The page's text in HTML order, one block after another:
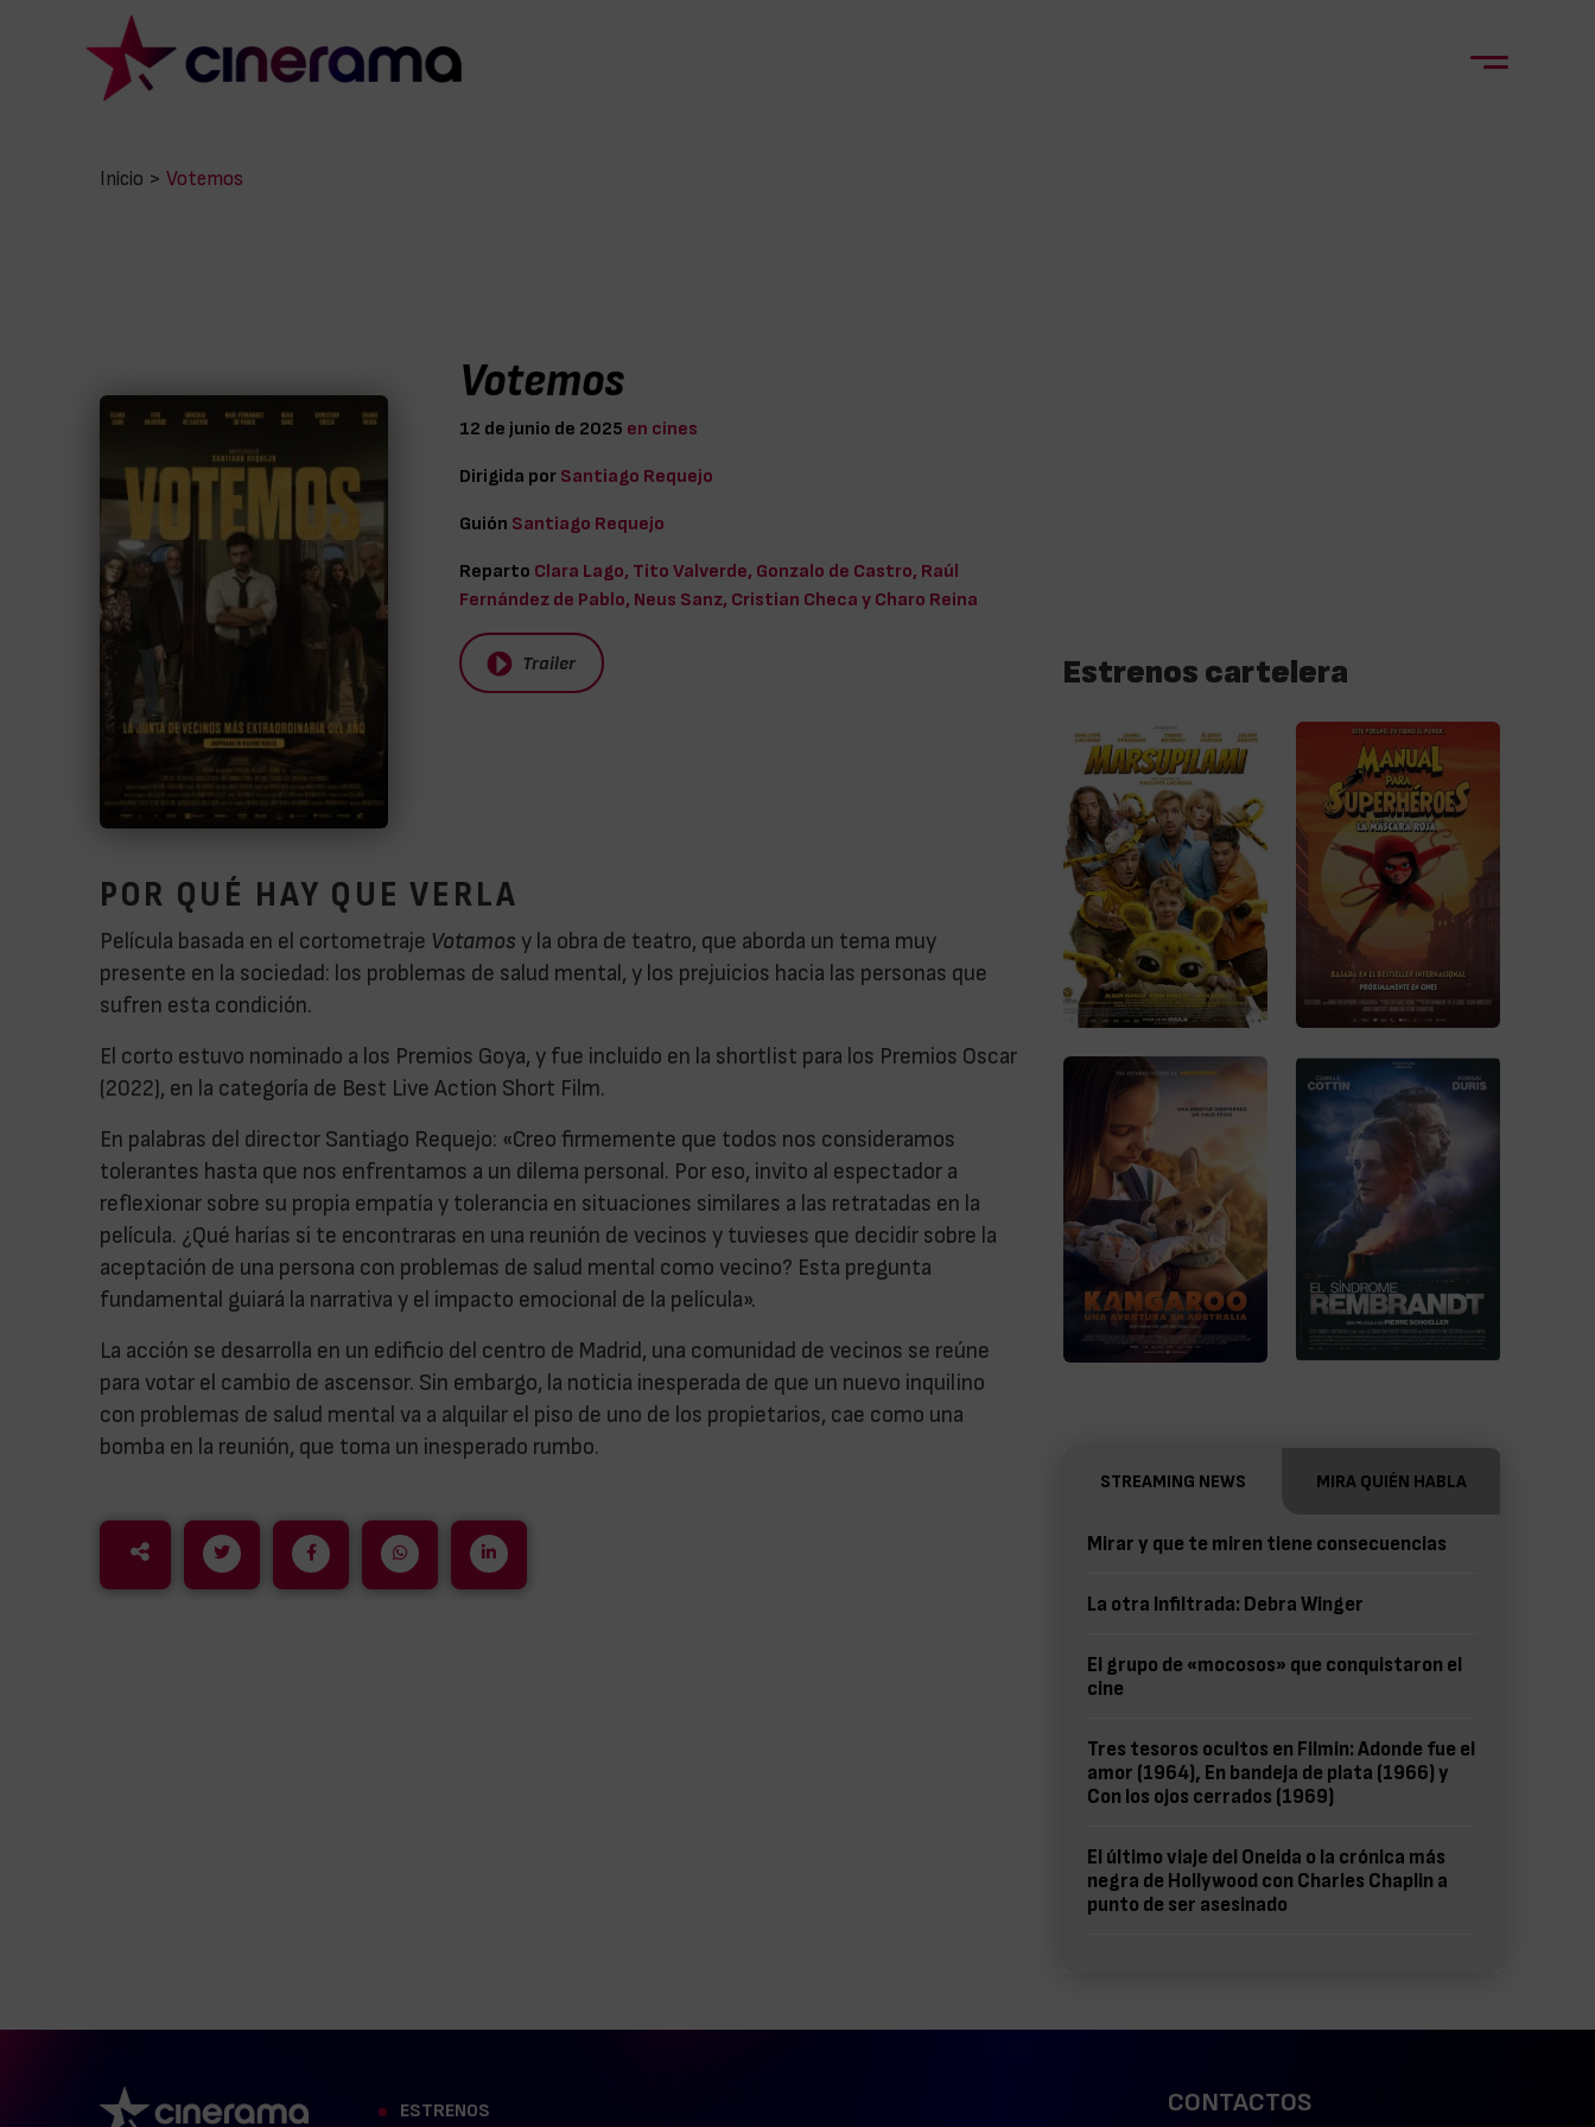
Inicio > Votemos
Votemos
12 de junio de 2025 en cines
Dirigida por Santiago Requejo
Guión Santiago Requejo
Reparto Clara Lago, Tito Valverde, Gonzalo de Castro, Raúl
Fernández de Pablo, Neus Sanz, Cristian Checa y Charo Reina
Trailer
POR QUÉ HAY QUE VERLA
Película basada en el cortometraje Votamos y la obra de teatro, que aborda un tema muy
presente en la sociedad: los problemas de salud mental, y los prejuicios hacia las personas que
sufren esta condición.
El corto estuvo nominado a los Premios Goya, y fue incluido en la shortlist para los Premios Oscar
(2022), en la categoría de Best Live Action Short Film.
En palabras del director Santiago Requejo: «Creo firmemente que todos nos consideramos
tolerantes hasta que nos enfrentamos a un dilema personal. Por eso, invito al espectador a
reflexionar sobre su propia empatía y tolerancia en situaciones similares a las retratadas en la
película. ¿Qué harías si te encontraras en una reunión de vecinos y tuvieses que decidir sobre la
aceptación de una persona con problemas de salud mental como vecino? Esta pregunta
fundamental guiará la narrativa y el impacto emocional de la película».
La acción se desarrolla en un edificio del centro de Madrid, una comunidad de vecinos se reúne
para votar el cambio de ascensor. Sin embargo, la noticia inesperada de que un nuevo inquilino
con problemas de salud mental va a alquilar el piso de uno de los propietarios, cae como una
bomba en la reunión, que toma un inesperado rumbo.
Estrenos cartelera
STREAMING NEWS MIRA QUIÉN HABLA
Mirar y que te miren tiene consecuencias
La otra Infiltrada: Debra Winger
El grupo de «mocosos» que conquistaron el
cine
Tres tesoros ocultos en Filmin: Adonde fue el
amor (1964), En bandeja de plata (1966) y
Con los ojos cerrados (1969)
El último viaje del Oneida o la crónica más
negra de Hollywood con Charles Chaplin a
punto de ser asesinado
ESTRENOS CONTACTOS